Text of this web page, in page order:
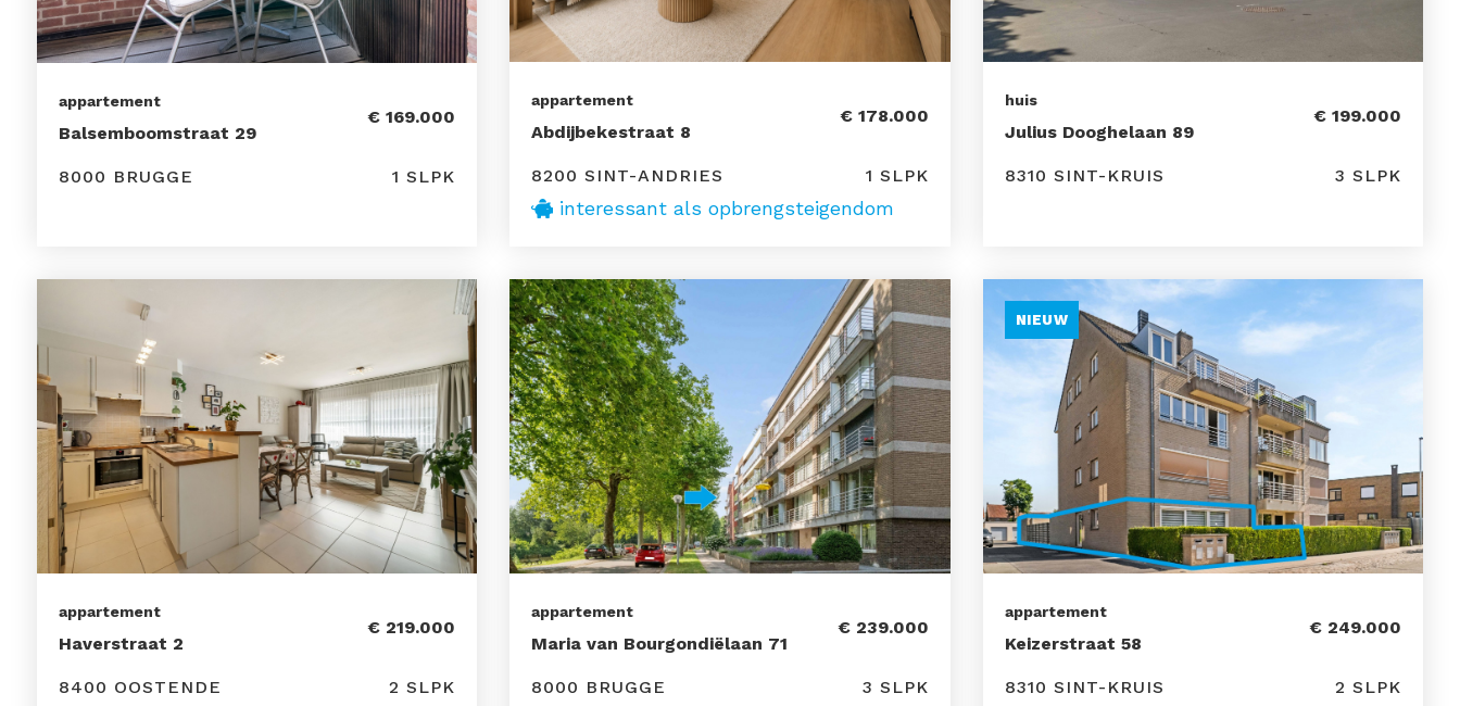
appartement
Balsemboomstraat 29
€ 169.000
8000 BRUGGE 1 SLPK
appartement
Abdijbekestraat 8
€ 178.000
8200 SINT-ANDRIES 1 SLPK
interessant als opbrengsteigendom
huis
Julius Dooghelaan 89
€ 199.000
8310 SINT-KRUIS 3 SLPK
appartement
Haverstraat 2
€ 219.000
8400 OOSTENDE 2 SLPK
appartement
Maria van Bourgondiëlaan 71
€ 239.000
8000 BRUGGE 3 SLPK
NIEUW
appartement
Keizerstraat 58
€ 249.000
8310 SINT-KRUIS 2 SLPK